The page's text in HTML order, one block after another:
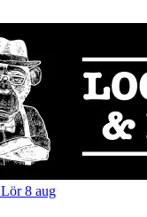
Lör 8 aug